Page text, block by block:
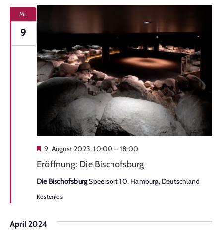
MI.
9
Eröffnung: Die Bischofsburg
Hervorgehoben
9. August 2023, 10:00 –18:00
Die BischofsburgSpeersort 10, Hamburg, Deutschland
Kostenlos
April 2024